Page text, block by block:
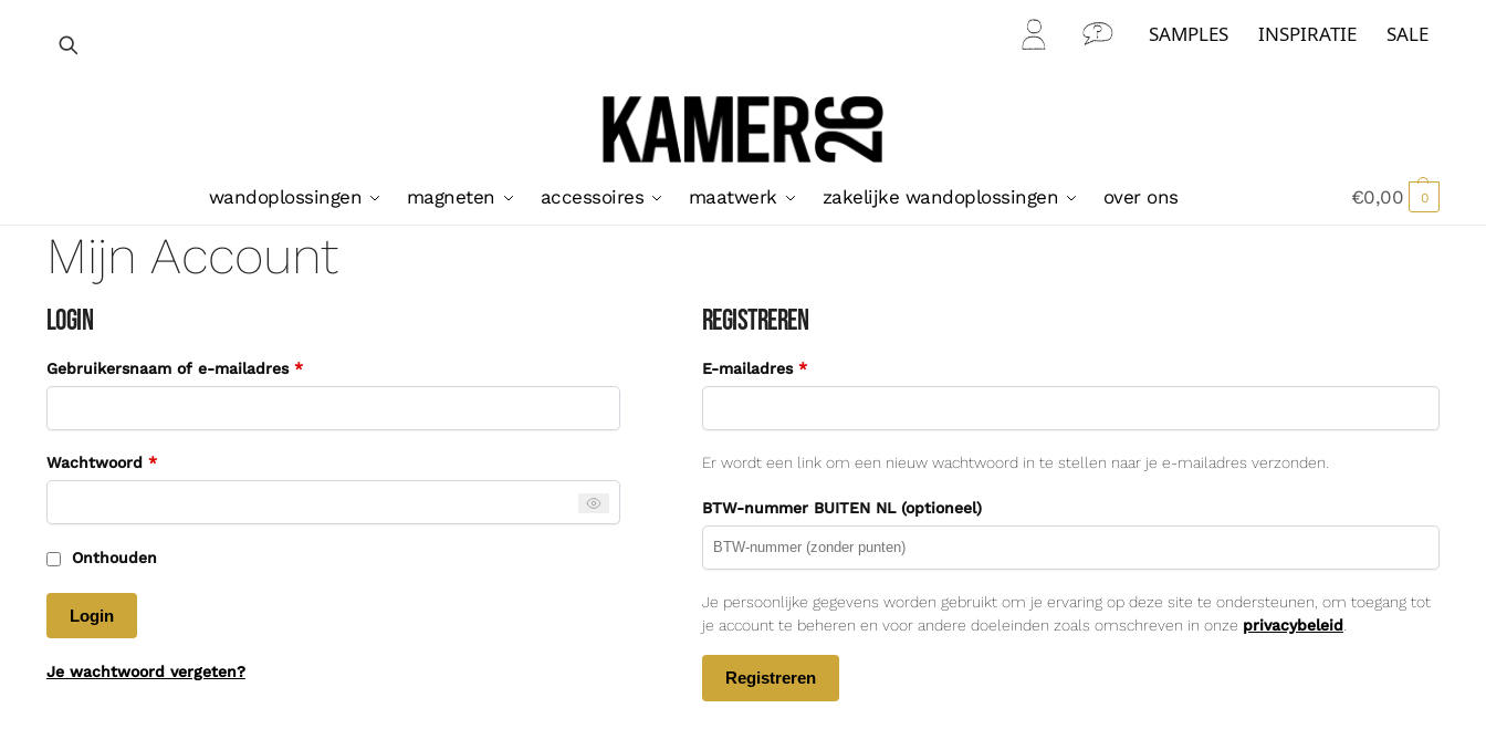
Mijn
Con
SAMPLES INSPIRATIE SALE
wandoplossingen magneten accessoires maatwerk zakelijke wandoplossingen over ons €0,00 0
Mijn Account
Login
Gebruikersnaam of e-mailadres *
Wachtwoord *
Onthouden
Login
Je wachtwoord vergeten?
Registreren
E-mailadres *
Er wordt een link om een nieuw wachtwoord in te stellen naar je e-mailadres verzonden.
BTW-nummer BUITEN NL (optioneel)
Je persoonlijke gegevens worden gebruikt om je ervaring op deze site te ondersteunen, om toegang tot
je account te beheren en voor andere doeleinden zoals omschreven in onze privacybeleid
Registreren